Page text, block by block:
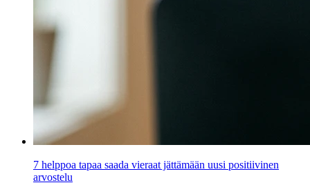
7 helppoa tapaa saada vieraat jättämään uusi positiivinen
arvostelu